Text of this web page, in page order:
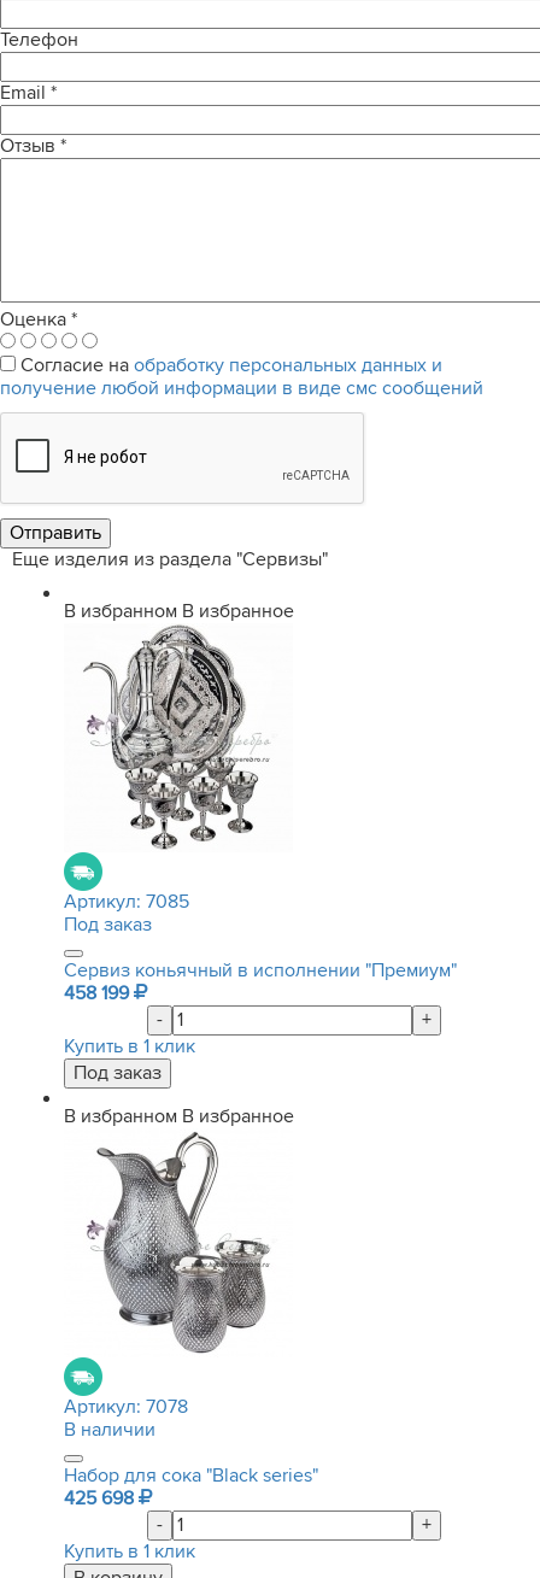
Телефон
Email *
Отзыв *
Оценка *
Согласие на обработку персональных данных и
получение любой информации в виде смс сообщений
Еще изделия из раздела "Сервизы"
В избранном В избранное
Артикул: 7085
Под заказ
Сервиз коньячный в исполнении "Премиум"
458 199
-
+
Купить в 1 клик
В избранном В избранное
Артикул: 7078
В наличии
Набор для сока "Black series"
425 698
-
+
Купить в 1 клик